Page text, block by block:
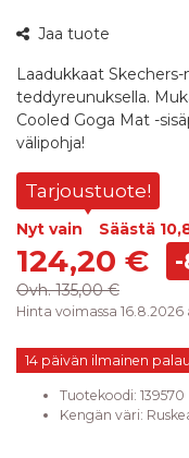
kuva
Jaa tuote
Laadukkaat
teddyreunuksella.
Cooled Goga Mat -
välipohja!
Tarjoustuote!
Nyt vain Säästä
124,20 €
Ovh. 135,00 €
-
Hinta voimassa 16.8.2026
14 päivän ilmainen
Tuotekoodi: 139570
Kengän väri: